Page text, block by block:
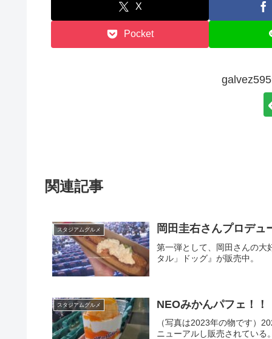
X
Pocket
関連記事
スタジアムグルメ 岡田圭右さんプロデュ
第一弾として、岡田さんの大
タル」ドッグ』が販売中。
スタジアムグルメ NEOみかんパフェ！！
（写真は2023年の物です）
ニューアルし販売されている